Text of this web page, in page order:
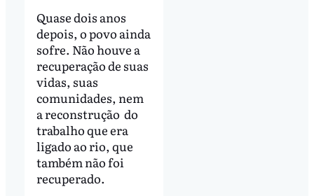
Quase dois anos
depois, o povo ainda
sofre. Não houve a
recuperação de suas
vidas, suas
comunidades, nem
a reconstrução do
trabalho que era
ligado ao rio, que
também não foi
recuperado.